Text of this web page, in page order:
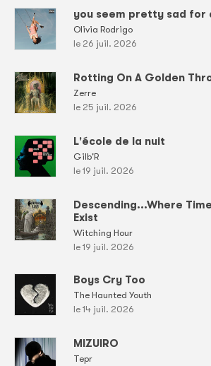
you seem pretty sad for
Olivia Rodrigo
le 26 juil. 2026
Rotting On A Golden
Zerre
le 25 juil. 2026
L'école de la nuit
Gilb'R
le 19 juil. 2026
Descending...Where
Exist
Witching Hour
le 19 juil. 2026
Boys Cry Too
The Haunted Youth
le 14 juil. 2026
MIZUIRO
Tepr